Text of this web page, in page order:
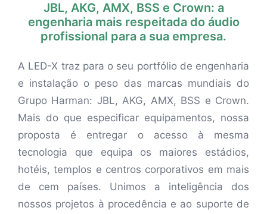
JBL, AKG, AMX, BSS e Crown: a
engenharia mais respeitada do áudio
profissional para a sua empresa.
A LED-X traz para o seu portfólio de engenharia
e instalação o peso das marcas mundiais do
Grupo Harman: JBL, AKG, AMX, BSS e Crown.
Mais do que especificar equipamentos, nossa
proposta é entregar o acesso à mesma
tecnologia que equipa os maiores estádios,
hotéis, templos e centros corporativos em mais
de cem países. Unimos a inteligência dos
nossos projetos à procedência e ao suporte de